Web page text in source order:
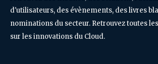
d'utilisateurs, des évènements, des livres
nominations du secteur. Retrouvez toutes
sur les innovations du Cloud.